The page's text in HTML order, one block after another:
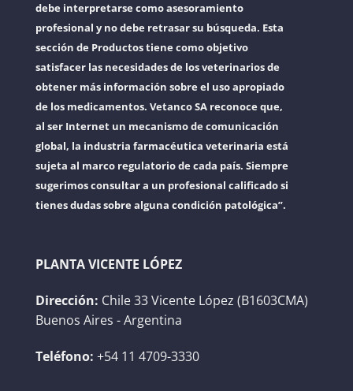
debe interpretarse como asesoramiento
profesional y no debe retrasar su búsqueda. Esta
sección de Productos tiene como objetivo
satisfacer las necesidades de los veterinarios de
obtener más información sobre el uso apropiado
de los medicamentos. Vetanco SA reconoce que,
al ser Internet un mecanismo de comunicación
global, la industria farmacéutica veterinaria está
sujeta al marco regulatorio de cada país. Siempre
sugerimos consultar a un profesional calificado si
tienes dudas sobre alguna condición patológica”.
PLANTA VICENTE LÓPEZ
Dirección: Chile 33 Vicente López (B1603CMA)
Buenos Aires - Argentina
Teléfono: +54 11 4709-3330